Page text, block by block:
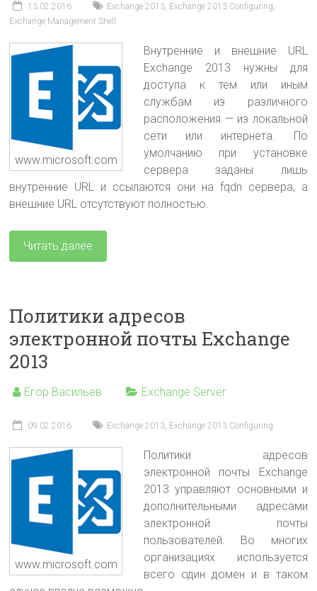
13.02.2016 Exchange 2013, Exchange 2013 Configuring,
Exchange Management Shell
www.microsoft.com
Внутренние и внешние URL
Exchange 2013 нужны для
доступа к тем или иным
службам из различного
расположения — из локальной
сети или интернета. По
умолчанию при установке
сервера заданы лишь
внутренние URL и ссылаются они на fqdn сервера, а
внешние URL отсутствуют полностью.
Читать далее
Политики адресов
электронной почты Exchange
2013
Егор Васильев Exchange Server
09.02.2016 Exchange 2013, Exchange 2013 Configuring
www.microsoft.com
Политики адресов
электронной почты Exchange
2013 управляют основными и
дополнительными адресами
электронной почты
пользователей. Во многих
организациях используется
всего один домен и в таком